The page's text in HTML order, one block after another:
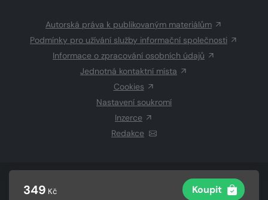
349 Kč Koupit
Autorská práva k publikovaným materiálům
Podmínky pro užívání služby informační společnosti
Informace o zpracování osobních údajů
Jednotná kontaktní místa
Cookies
Nastavení soukromí
Inzerce
Redakce
CZECH NEWS CENTER a.s.a dodavatelé